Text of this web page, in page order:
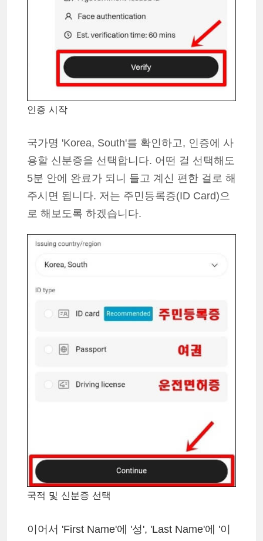
인증 시작
국가명 'Korea, South'를 확인하고, 인증에 사
용할 신분증을 선택합니다. 어떤 걸 선택해도
5분 안에 완료가 되니 들고 계신 편한 걸로 해
주시면 됩니다. 저는 주민등록증(ID Card)으
로 해보도록 하겠습니다.
국적 및 신분증 선택
이어서 'First Name'에 '성', 'Last Name'에 '이